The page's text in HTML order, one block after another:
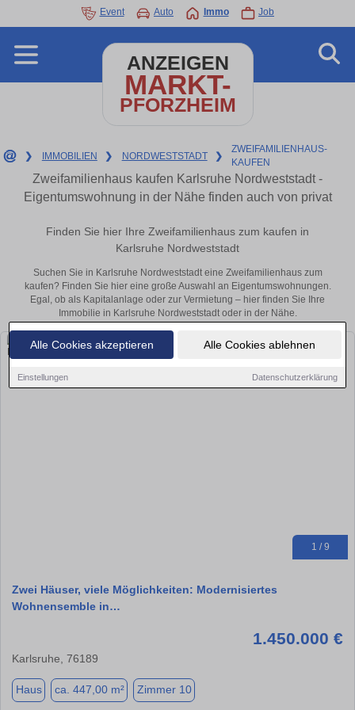
Alle Cookies akzeptieren Alle Cookies ablehnen
Einstellungen Datenschutzerklärung
Event Auto Immo Job
ANZEIGEN
MARKT-
PFORZHEIM
❯ IMMOBILIEN ❯ NORDWESTSTADT ❯
ZWEIFAMILIENHAUS-
KAUFEN
Zweifamilienhaus kaufen Karlsruhe Nordweststadt -
Eigentumswohnung in der Nähe finden auch von privat
Finden Sie hier Ihre Zweifamilienhaus zum kaufen in
Karlsruhe Nordweststadt
Suchen Sie in Karlsruhe Nordweststadt eine Zweifamilienhaus zum
kaufen? Finden Sie hier eine große Auswahl an Eigentumswohnungen.
Egal, ob als Kapitalanlage oder zur Vermietung – hier finden Sie Ihre
Immobilie in Karlsruhe Nordweststadt oder in der Nähe.
1 / 9
Zwei Häuser, viele Möglichkeiten: Modernisiertes
Wohnensemble in…
1.450.000 €
Karlsruhe, 76189
Haus ca. 447,00 m² Zimmer 10